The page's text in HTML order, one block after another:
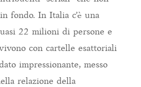
fondo. In Italia c’è una
22 milioni di persone e
con cartelle esattoriali
impressionante, messo
relazione della